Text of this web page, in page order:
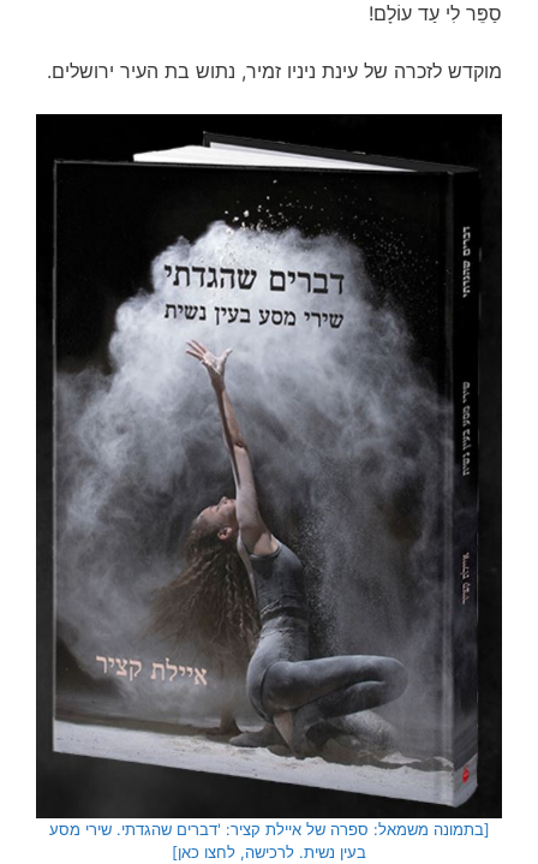
סַפֵּר לִי עַד עוֹלָם!
מוקדש לזכרה של עינת ניניו זמיר, נתוש בת העיר ירושלים.
[בתמונה משמאל: ספרה של איילת קציר: 'דברים שהגדתי. שירי מסע
בעין נשית. לרכישה, לחצו כאן]